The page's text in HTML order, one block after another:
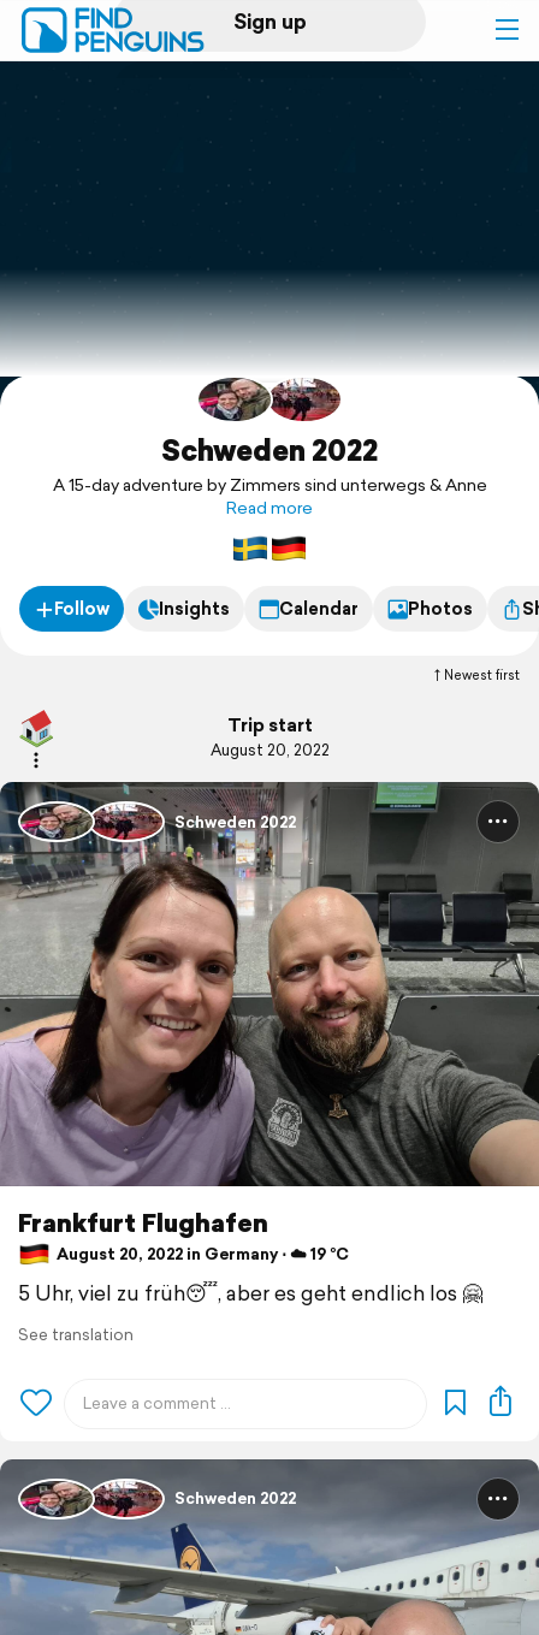
Sign up
Log in
Print a book
Flyover video
Explore
SupportSchweden 2022
A 15-day adventure by Zimmers sind unterwegs & Anne
Read more
Follow Insights Calendar Photos
Newest first
Trip start
August 20, 2022
Schweden 2022
Frankfurt Flughafen
August 20, 2022 in Germany ⋅ ☁️ 19 °C
5 Uhr, viel zu früh😴, aber es geht endlich los 🤗
See translation
Schweden 2022